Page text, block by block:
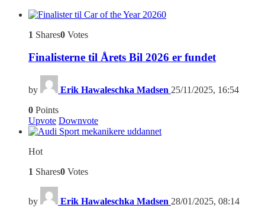
0
1 Shares0 Votes
Finalisterne til Årets Bil 2026 er fundet
by Erik Hawaleschka Madsen 25/11/2025, 16:54
0 Points
Upvote Downvote
Hot
1 Shares0 Votes
by Erik Hawaleschka Madsen 28/01/2025, 08:14